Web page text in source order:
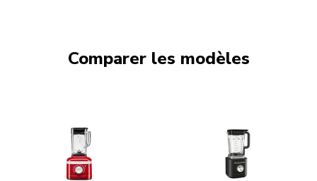
Comparer les modèles